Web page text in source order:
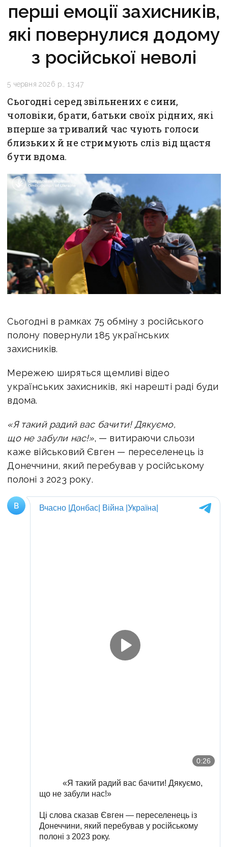
перші емоції захисників,
які повернулися додому
з російської неволі
5 червня 2026 р., 13:47
Сьогодні серед звільнених є сини,
чоловіки, брати, батьки своїх рідних, які
вперше за тривалий час чують голоси
близьких й не стримують сліз від щастя
бути вдома.
Сьогодні в рамках 75 обміну з російського
полону повернули 185 українських
захисників.
Мережею ширяться щемливі відео
українських захисників, які нарешті раді буди
вдома.
«Я такий радий вас бачити! Дякуємо,
що не забули нас!», — витираючи сльози
каже військовийЄвген — переселенець із
Донеччини, який перебував у російському
полоні з 2023 року.